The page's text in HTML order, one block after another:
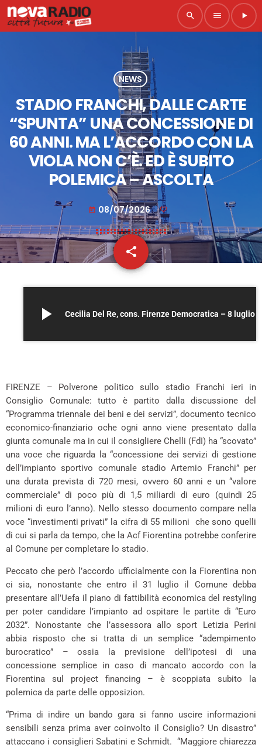
search menu play_arrow
NEWS
STADIO FRANCHI, DALLE CARTE
“SPUNTA” UNA CONCESSIONE DI
60 ANNI. MA L’ACCORDO CON LA
VIOLA NON C’È. ED È SUBITO
POLEMICA – ASCOLTA
today 08/07/2026
share
email
play_arrow
FIRENZE – Polverone politico sullo stadio Franchi ieri in
Consiglio Comunale: tutto è partito dalla discussione del
“Programma triennale dei beni e dei servizi”, documento tecnico
economico-finanziario oche ogni anno viene presentato dalla
giunta comunale ma in cui il consigliere Chelli (FdI) ha “scovato”
una voce che riguarda la “concessione dei servizi di gestione
dell’impianto sportivo comunale stadio Artemio Franchi” per
una durata prevista di 720 mesi, ovvero 60 anni e un “valore
commerciale” di poco più di 1,5 miliardi di euro (quindi 25
milioni di euro l’anno). Nello stesso documento compare nella
voce “investimenti privati” la cifra di 55 milioni che sono quelli
di cui si parla da tempo, che la Acf Fiorentina potrebbe conferire
al Comune per completare lo stadio.
Peccato che però l’accordo ufficialmente con la Fiorentina non
ci sia, nonostante che entro il 31 luglio il Comune debba
presentare all’Uefa il piano di fattibilità economica del restyling
per poter candidare l’impianto ad ospitare le partite di “Euro
2032”. Nonostante che l’assessora allo sport Letizia Perini
abbia risposto che si tratta di un semplice “adempimento
burocratico” – ossia la previsione dell’ipotesi di una
concessione semplice in caso di mancato accordo con la
Fiorentina sul project financing – è scoppiata subito la
polemica da parte delle opposizion.
“Prima di indire un bando gara si fanno uscire informazioni
sensibili senza prima aver coinvolto il Consiglio? Un disastro”
attaccano i consiglieri Sabatini e Schmidt. “Maggiore chiarezza